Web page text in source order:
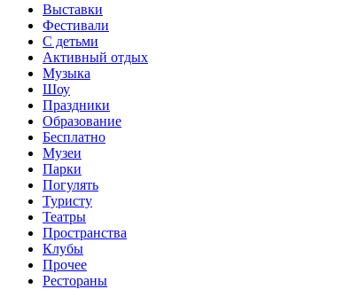
Выставки
Фестивали
С детьми
Активный отдых
Музыка
Шоу
Праздники
Образование
Бесплатно
Музеи
Парки
Погулять
Туристу
Театры
Пространства
Клубы
Прочее
Рестораны